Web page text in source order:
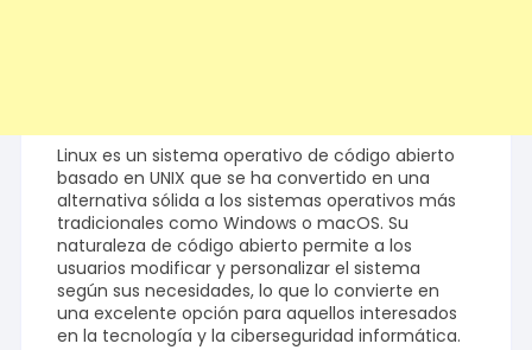
Linux es un sistema operativo de código abierto
basado en UNIX que se ha convertido en una
alternativa sólida a los sistemas operativos más
tradicionales como Windows o macOS. Su
naturaleza de código abierto permite a los
usuarios modificar y personalizar el sistema
según sus necesidades, lo que lo convierte en
una excelente opción para aquellos interesados
en la tecnología y la ciberseguridad informática.